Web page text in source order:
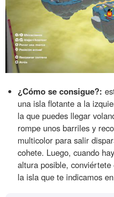
¿Cómo se consigue?:
una isla flotante a la
la que puedes llegar
rompe unos barriles y
multicolor para salir
cohete. Luego, cuando
altura posible,
la isla que te indicamos